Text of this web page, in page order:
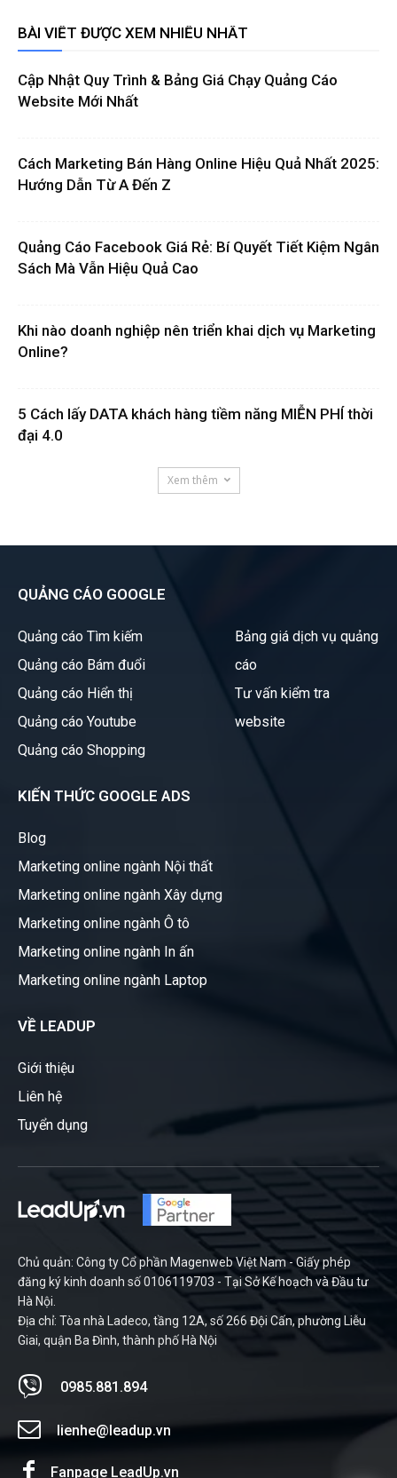
BÀI VIẾT ĐƯỢC XEM NHIỀU NHẤT
Cập Nhật Quy Trình & Bảng Giá Chạy Quảng Cáo
Website Mới Nhất
Cách Marketing Bán Hàng Online Hiệu Quả Nhất 2025:
Hướng Dẫn Từ A Đến Z
Quảng Cáo Facebook Giá Rẻ: Bí Quyết Tiết Kiệm Ngân
Sách Mà Vẫn Hiệu Quả Cao
Khi nào doanh nghiệp nên triển khai dịch vụ Marketing
Online?
5 Cách lấy DATA khách hàng tiềm năng MIỄN PHÍ thời
đại 4.0
Xem thêm
QUẢNG CÁO GOOGLE
Quảng cáo Tìm kiếm
Quảng cáo Bám đuổi
Quảng cáo Hiển thị
Quảng cáo Youtube
Quảng cáo Shopping
Bảng giá dịch vụ quảng
cáo
Tư vấn kiểm tra
website
KIẾN THỨC GOOGLE ADS
Blog
Marketing online ngành Nội thất
Marketing online ngành Xây dựng
Marketing online ngành Ô tô
Marketing online ngành In ấn
Marketing online ngành Laptop
VỀ LEADUP
Giới thiệu
Liên hệ
Tuyển dụng
Chủ quản: Công ty Cổ phần Magenweb Việt Nam - Giấy phép
đăng ký kinh doanh số 0106119703 - Tại Sở Kế hoạch và Đầu tư
Hà Nội.
Địa chỉ: Tòa nhà Ladeco, tầng 12A, số 266 Đội Cấn, phường Liễu
Giai, quận Ba Đình, thành phố Hà Nội
0985.881.894
lienhe@leadup.vn
Fanpage LeadUp.vn